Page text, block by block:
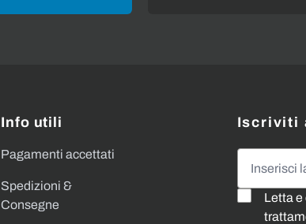
Info utili
Pagamenti accettati
Spedizioni &
Consegne
Iscriviti
Letta e